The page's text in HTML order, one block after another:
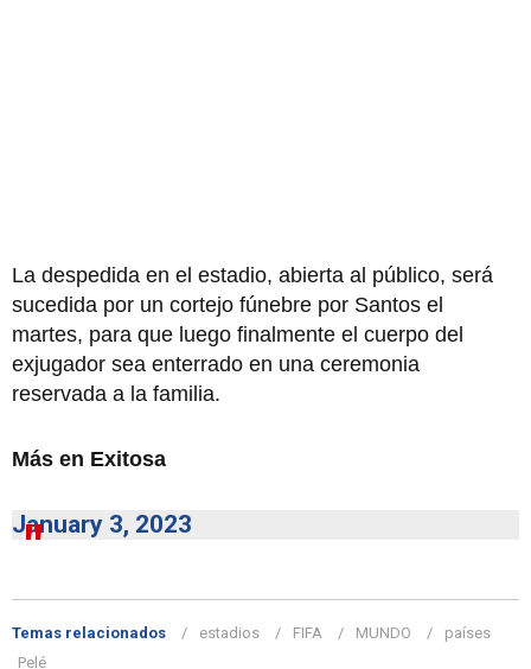
La despedida en el estadio, abierta al público, será
sucedida por un cortejo fúnebre por Santos el
martes, para que luego finalmente el cuerpo del
exjugador sea enterrado en una ceremonia
reservada a la familia.
Más en Exitosa
January 3, 2023
Temas relacionados estadios FIFA MUNDO
países
Pelé